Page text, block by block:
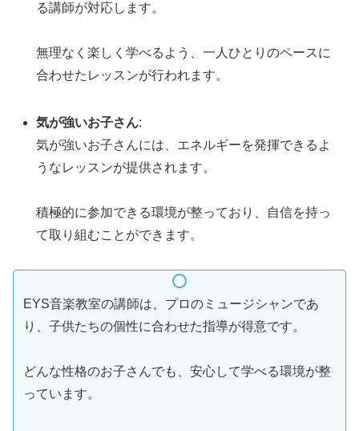
る講師が対応します。
無理なく楽しく学べるよう、一人ひとりのペースに
合わせたレッスンが行われます。
気が強いお子さん:
気が強いお子さんには、エネルギーを発揮できるよ
うなレッスンが提供されます。
積極的に参加できる環境が整っており、自信を持っ
て取り組むことができます。
EYS音楽教室の講師は、プロのミュージシャンであ
り、子供たちの個性に合わせた指導が得意です。
どんな性格のお子さんでも、安心して学べる環境が整
っています。